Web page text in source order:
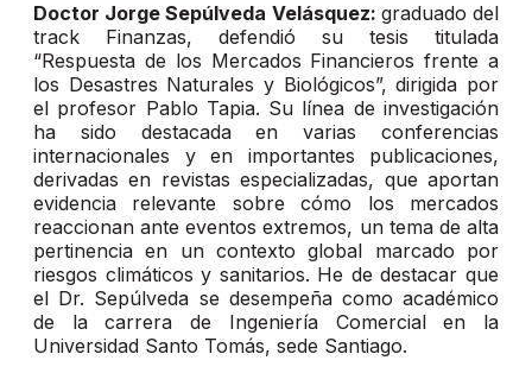
Doctor Jorge Sepúlveda Velásquez: graduado del
track Finanzas, defendió su tesis titulada
“Respuesta de los Mercados Financieros frente a
los Desastres Naturales y Biológicos”, dirigida por
el profesor Pablo Tapia. Su línea de investigación
ha sido destacada en varias conferencias
internacionales y en importantes publicaciones,
derivadas en revistas especializadas, que aportan
evidencia relevante sobre cómo los mercados
reaccionan ante eventos extremos, un tema de alta
pertinencia en un contexto global marcado por
riesgos climáticos y sanitarios. He de destacar que
el Dr. Sepúlveda se desempeña como académico
de la carrera de Ingeniería Comercial en la
Universidad Santo Tomás, sede Santiago.